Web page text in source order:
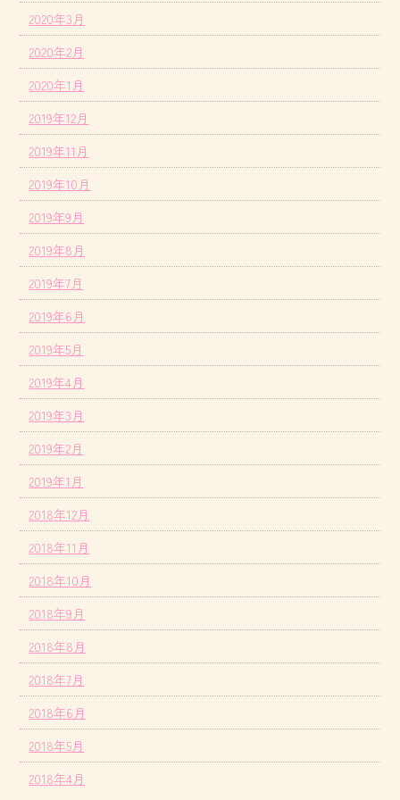
2020年3月
2020年2月
2020年1月
2019年12月
2019年11月
2019年10月
2019年9月
2019年8月
2019年7月
2019年6月
2019年5月
2019年4月
2019年3月
2019年2月
2019年1月
2018年12月
2018年11月
2018年10月
2018年9月
2018年8月
2018年7月
2018年6月
2018年5月
2018年4月